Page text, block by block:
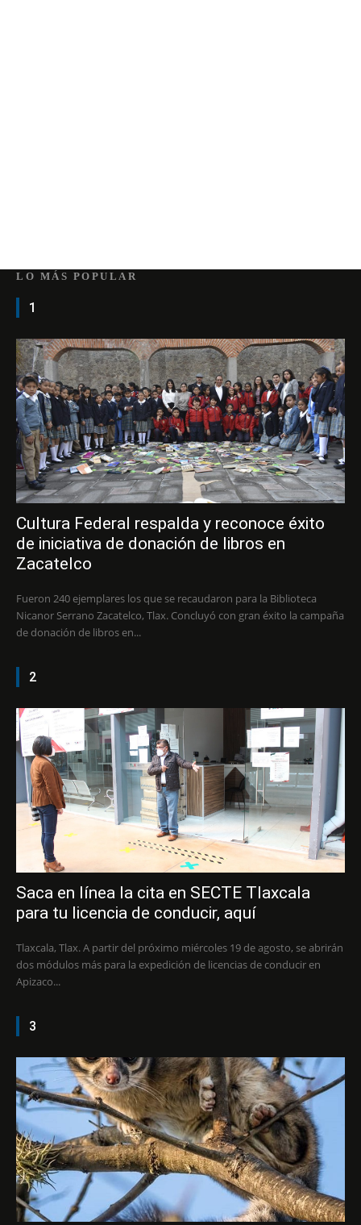
LO MÁS POPULAR
1
Cultura Federal respalda y reconoce éxito
de iniciativa de donación de libros en
Zacatelco
Fueron 240 ejemplares los que se recaudaron para la Biblioteca
Nicanor Serrano Zacatelco, Tlax. Concluyó con gran éxito la campaña
de donación de libros en...
2
Saca en línea la cita en SECTE Tlaxcala
para tu licencia de conducir, aquí
Tlaxcala, Tlax. A partir del próximo miércoles 19 de agosto, se abrirán
dos módulos más para la expedición de licencias de conducir en
Apizaco...
3